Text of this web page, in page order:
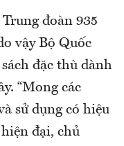
đoàn 935
vậy Bộ Quốc
đặc thù dành
“Mong các
sử dụng có hiệu
đại, chủ